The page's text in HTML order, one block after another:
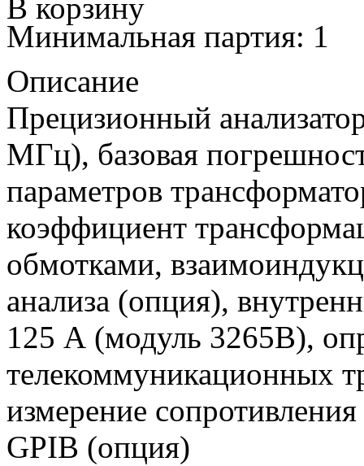
В корзину
Минимальная партия: 1
Описание
Прецизионный
МГц), базовая
параметров
коэффициент
обмотками,
анализа (опция),
125 А (модуль 3265B),
телекоммуникационных
измерение
GPIB (опция)